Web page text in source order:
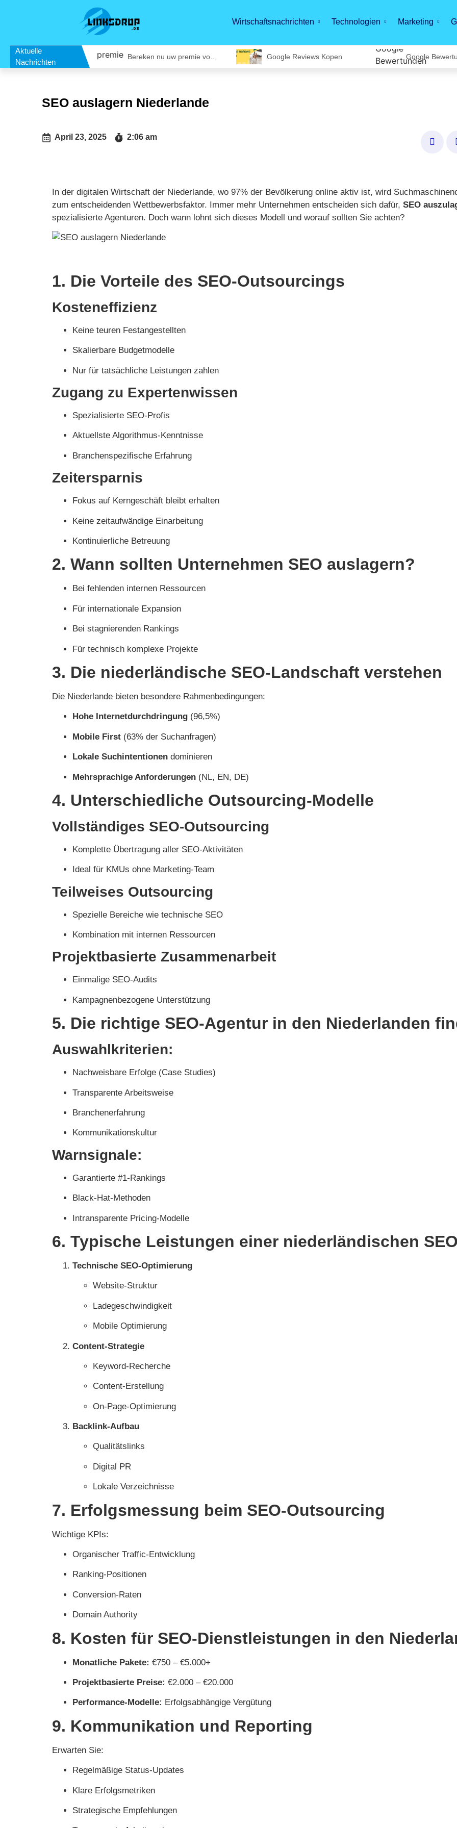
Wirtschaftsnachrichten Technologien Marketing
Aktuelle
Nachrichten
Google Reviews Kopen Google
SEO auslagern Niederlande
April 23, 2025 2:06 am
In der digitalen Wirtschaft der Niederlande, wo 97% der Bevölkerung online aktiv ist, wird
zum entscheidenden Wettbewerbsfaktor. Immer mehr Unternehmen entscheiden sich dafür, SEO
spezialisierte Agenturen. Doch wann lohnt sich dieses Modell und worauf sollten Sie achten?
1. Die Vorteile des SEO-Outsourcings
Kosteneffizienz
Keine teuren Festangestellten
Skalierbare Budgetmodelle
Nur für tatsächliche Leistungen zahlen
Zugang zu Expertenwissen
Spezialisierte SEO-Profis
Aktuellste Algorithmus-Kenntnisse
Branchenspezifische Erfahrung
Zeitersparnis
Fokus auf Kerngeschäft bleibt erhalten
Keine zeitaufwändige Einarbeitung
Kontinuierliche Betreuung
2. Wann sollten Unternehmen SEO auslagern?
Bei fehlenden internen Ressourcen
Für internationale Expansion
Bei stagnierenden Rankings
Für technisch komplexe Projekte
3. Die niederländische SEO-Landschaft verstehen
Die Niederlande bieten besondere Rahmenbedingungen:
Hohe Internetdurchdringung (96,5%)
Mobile First (63% der Suchanfragen)
Lokale Suchintentionen dominieren
Mehrsprachige Anforderungen (NL, EN, DE)
4. Unterschiedliche Outsourcing-Modelle
Vollständiges SEO-Outsourcing
Komplette Übertragung aller SEO-Aktivitäten
Ideal für KMUs ohne Marketing-Team
Teilweises Outsourcing
Spezielle Bereiche wie technische SEO
Kombination mit internen Ressourcen
Projektbasierte Zusammenarbeit
Einmalige SEO-Audits
Kampagnenbezogene Unterstützung
5. Die richtige SEO-Agentur in den Niederlanden
Auswahlkriterien:
Nachweisbare Erfolge (Case Studies)
Transparente Arbeitsweise
Branchenerfahrung
Kommunikationskultur
Warnsignale:
Garantierte #1-Rankings
Black-Hat-Methoden
Intransparente Pricing-Modelle
6. Typische Leistungen einer niederländischen
Technische SEO-Optimierung
Website-Struktur
Ladegeschwindigkeit
Mobile Optimierung
Content-Strategie
Keyword-Recherche
Content-Erstellung
On-Page-Optimierung
Backlink-Aufbau
Qualitätslinks
Digital PR
Lokale Verzeichnisse
7. Erfolgsmessung beim SEO-Outsourcing
Wichtige KPIs:
Organischer Traffic-Entwicklung
Ranking-Positionen
Conversion-Raten
Domain Authority
8. Kosten für SEO-Dienstleistungen in den
Monatliche Pakete: €750 – €5.000+
Projektbasierte Preise: €2.000 – €20.000
Performance-Modelle: Erfolgsabhängige Vergütung
9. Kommunikation und Reporting
Erwarten Sie:
Regelmäßige Status-Updates
Klare Erfolgsmetriken
Strategische Empfehlungen